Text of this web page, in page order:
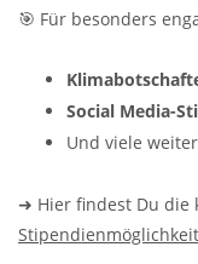
🎯 Für besonders
Social Media-
Und viele
➜ Hier findest Du die